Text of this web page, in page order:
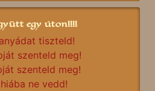
egy úton!!!!
tiszteld!
szenteld meg!
szenteld meg!
ne vedd!